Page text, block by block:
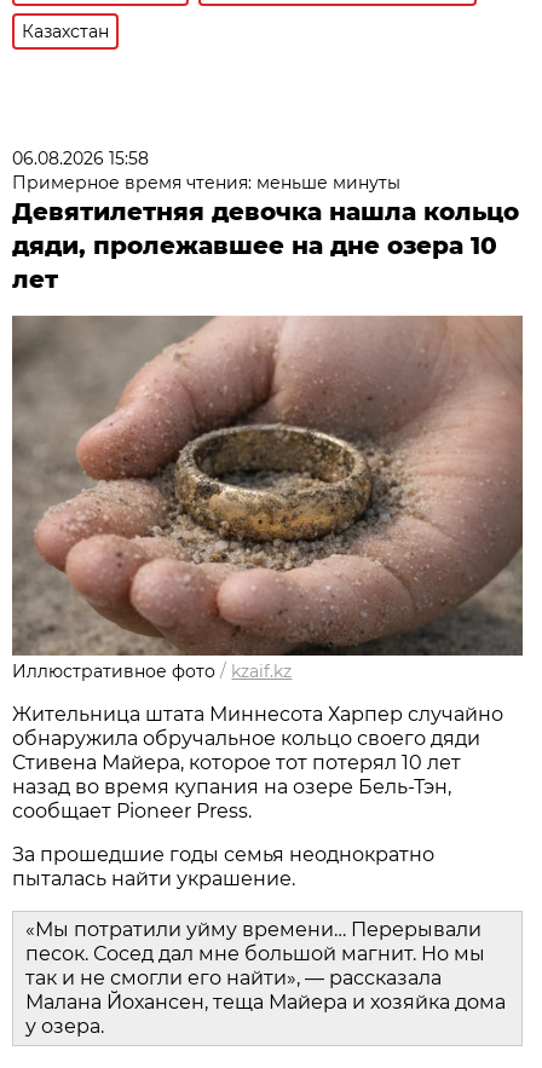
Казахстан
06.08.2026 15:58
Примерное время чтения: меньше минуты
Девятилетняя девочка нашла кольцо
дяди, пролежавшее на дне озера 10
лет
Иллюстративное фото / kzaif.kz
Жительница штата Миннесота Харпер случайно
обнаружила обручальное кольцо своего дяди
Стивена Майера, которое тот потерял 10 лет
назад во время купания на озере Бель-Тэн,
сообщает Pioneer Press.
За прошедшие годы семья неоднократно
пыталась найти украшение.
«Мы потратили уйму времени… Перерывали
песок. Сосед дал мне большой магнит. Но мы
так и не смогли его найти», — рассказала
Малана Йохансен, теща Майера и хозяйка дома
у озера.